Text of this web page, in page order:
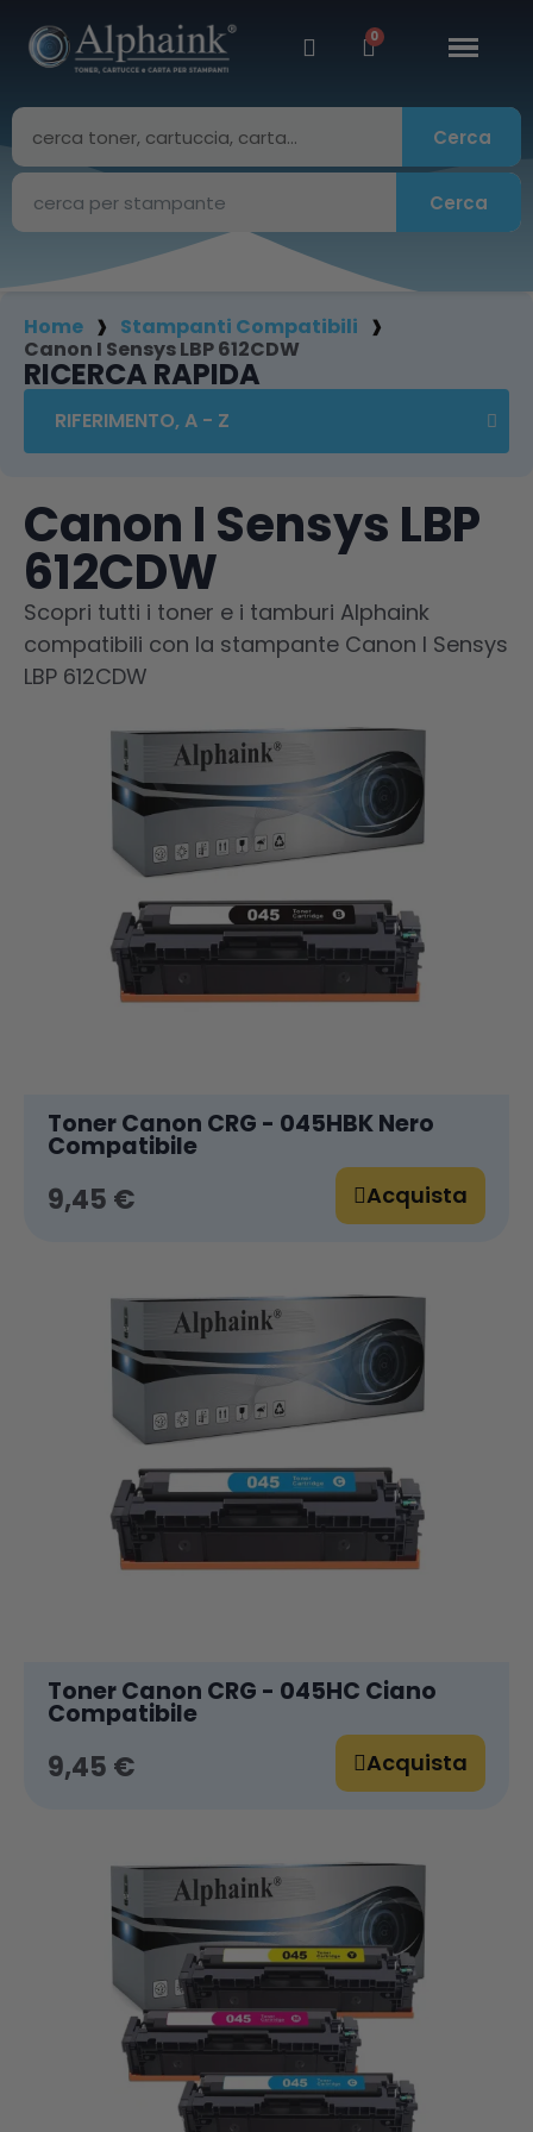
Cerca
Cerca
Home
Stampanti Compatibili
Canon I Sensys LBP 612CDW
RICERCA RAPIDA
Canon I Sensys LBP
612CDW
Scopri tutti i toner e i tamburi Alphaink
compatibili con la stampante Canon I Sensys
LBP 612CDW
Toner Canon CRG - 045HBK Nero
Compatibile
9,45 € Acquista
Toner Canon CRG - 045HC Ciano
Compatibile
9,45 € Acquista